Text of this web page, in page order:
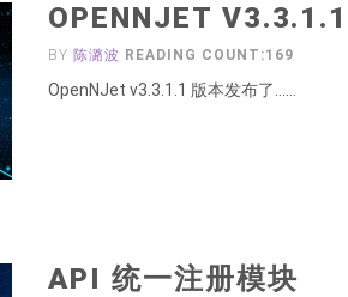
OPENNJET
BY 陈潞波 READING COUNT:169
OpenNJet v3.3.1.1 版本发布了……
API 统一注册模块